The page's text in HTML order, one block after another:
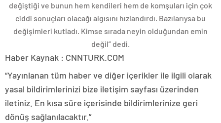
değiştiği ve bunun hem kendileri hem de komşuları için çok
ciddi sonuçları olacağı algısını hızlandırdı. Bazılarıysa bu
değişimleri kutladı. Kimse sırada neyin olduğundan emin
değil” dedi.
Haber Kaynak : CNNTURK.COM
“Yayınlanan tüm haber ve diğer içerikler ile ilgili olarak
yasal bildirimlerinizi bize iletişim sayfası üzerinden
iletiniz. En kısa süre içerisinde bildirimlerinize geri
dönüş sağlanılacaktır.”